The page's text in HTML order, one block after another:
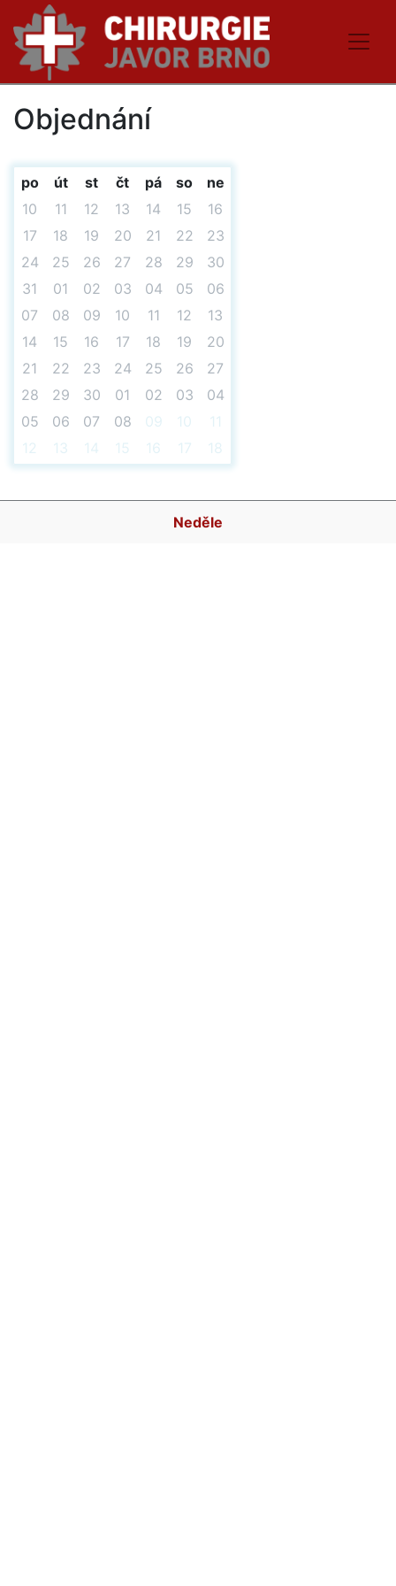
Objednání
Ceník
Kontakt
Objednání
po út st čt pá so
ne
10
11 12 13 14 15
16
17
18 19 20 21 22
23
24
25 26 27 28 29
30
31
01 02 03 04 05
06
07
08 09 10 11 12
13
14
15 16 17 18 19
20
21
22 23 24 25 26
27
28
29 30 01 02 03
04
05
06 07 08 09 10
11
12
13 14 15 16 17 18
Neděle